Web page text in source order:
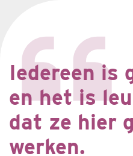
Iedereen is
en het is
dat ze hier
werken.